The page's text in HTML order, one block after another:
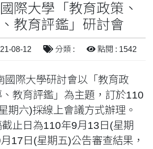
際大學「教育政策、
教育評鑑」研討會
08-12 分類 : 點閱 : 1542
國際大學研討會以「教育政
教育評鑑」為主題，訂於110
期六)採線上會議方式辦理。
止日為110年9月13日(星期
17日(星期五)公告審查結果，